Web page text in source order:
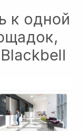
к одной